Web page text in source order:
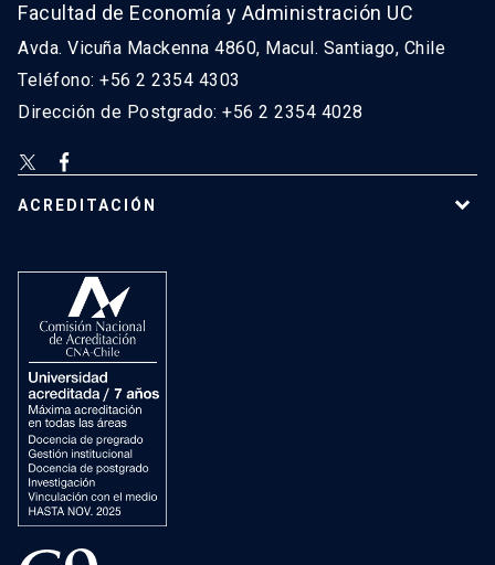
Facultad de Economía y Administración UC
Avda. Vicuña Mackenna 4860, Macul. Santiago, Chile
Teléfono: +56 2 2354 4303
Dirección de Postgrado: +56 2 2354 4028
ACREDITACIÓN